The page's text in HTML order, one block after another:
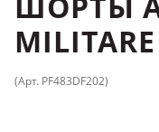
(Арт. PF483DF202)